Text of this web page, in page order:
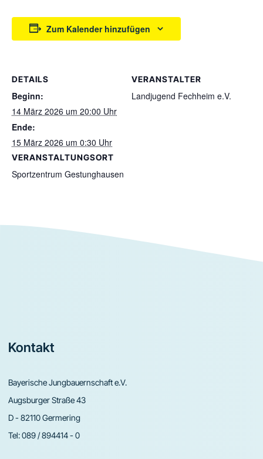
Zum Kalender hinzufügen
DETAILS
Beginn:
14 März 2026 um 20:00 Uhr
Ende:
15 März 2026 um 0:30 Uhr
VERANSTALTUNGSORT
Sportzentrum Gestunghausen
VERANSTALTER
Landjugend Fechheim e.V.
Footer
Kontakt
Bayerische Jungbauernschaft e.V.
Augsburger Straße 43
D - 82110 Germering
Tel:089 / 894414 - 0